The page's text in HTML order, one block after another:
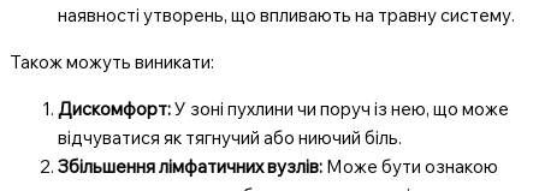
наявності утворень, що впливають на травну систему.
Також можуть виникати:
Дискомфорт:У зоні пухлини чи поруч із нею, що може
відчуватися як тягнучий або ниючий біль.
Збільшення лімфатичних вузлів: Може бути ознакою